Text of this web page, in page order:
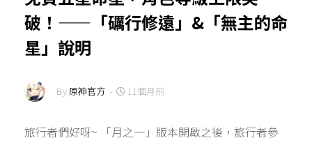
破！——「礪行修遠」&「無主的命
星」說明
By原神官方 - 11個月前
旅行者們好呀~ 「月之一」版本開啟之後，旅行者參